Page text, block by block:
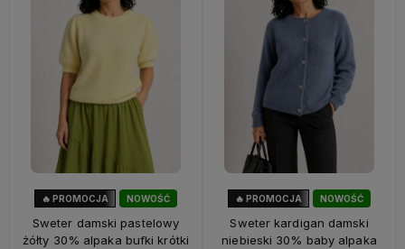
NOWOŚĆ
🔥 PROMOCJA
Sweter damski pastelowy
żółty 30% alpaka bufki krótki
NOWOŚĆ
🔥 PROMOCJA
Sweter kardigan damski
niebieski 30% baby alpaka